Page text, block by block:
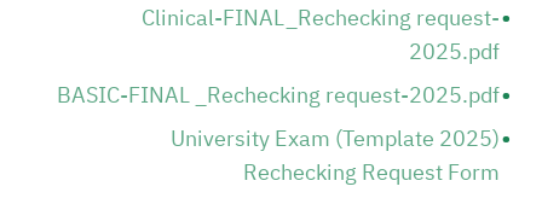
Clinical-FINAL_Rechecking request-
2025.pdf
BASIC-FINAL _Rechecking request-2025.pdf
(Template 2025) University Exam
Rechecking Request Form